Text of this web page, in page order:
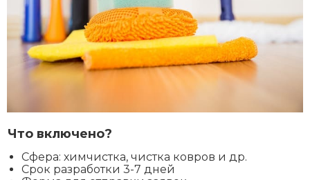
Что включено?
Сфера: химчистка, чистка ковров и др.
Срок разработки 3-7 дней